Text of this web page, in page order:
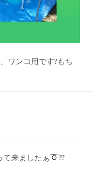
ワンコ用です?もち
て来ましたぁ ??